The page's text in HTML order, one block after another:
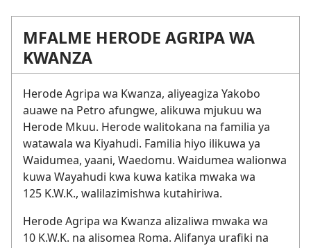
MFALME HERODE AGRIPA WA
KWANZA
Herode Agripa wa Kwanza, aliyeagiza Yakobo
auawe na Petro afungwe, alikuwa mjukuu wa
Herode Mkuu. Herode walitokana na familia ya
watawala wa Kiyahudi. Familia hiyo ilikuwa ya
Waidumea, yaani, Waedomu. Waidumea walionwa
kuwa Wayahudi kwa kuwa katika mwaka wa
125 K.W.K., walilazimishwa kutahiriwa.
Herode Agripa wa Kwanza alizaliwa mwaka wa
10 K.W.K. na alisomea Roma. Alifanya urafiki na